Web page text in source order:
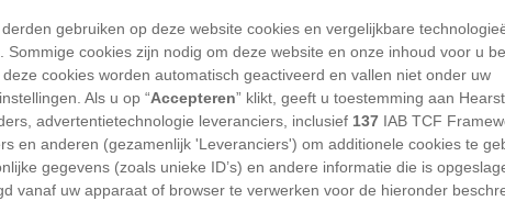
Twee Italiaanse
constructies hebben
reden voor scepsis.
TEKST CANDIDA MOSS,
gebruiken op deze website cookies en vergelijkbare
Sommige cookies zijn nodig om deze website en onze inhoud voor u
cookies worden automatisch geactiveerd en vallen niet onder uw
Als u op “Accepteren” klikt, geeft u toestemming aan
advertentietechnologie leveranciers, inclusief 137 IAB TCF
en anderen (gezamenlijk 'Leveranciers') om additionele cookies te
gegevens (zoals unieke ID’s) en andere informatie die is
vanaf uw apparaat of browser te verwerken voor de hieronder